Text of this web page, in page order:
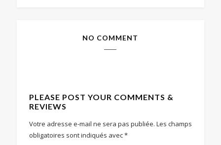
NO COMMENT
PLEASE POST YOUR COMMENTS &
REVIEWS
Votre adresse e-mail ne sera pas publiée. Les champs
obligatoires sont indiqués avec*